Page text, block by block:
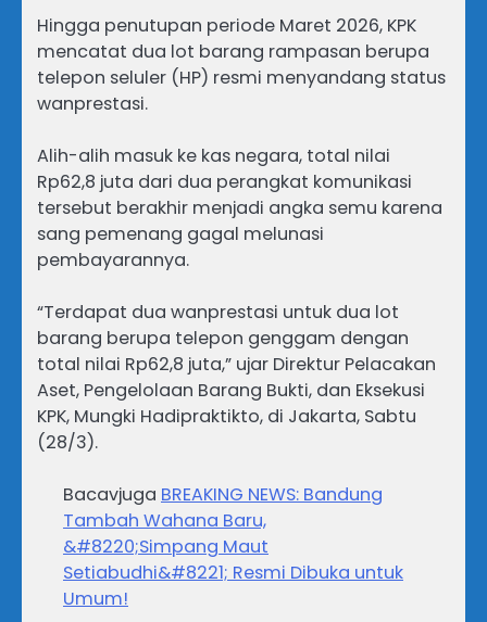
Hingga penutupan periode Maret 2026, KPK
mencatat dua lot barang rampasan berupa
telepon seluler (HP) resmi menyandang status
wanprestasi.
Alih-alih masuk ke kas negara, total nilai
Rp62,8 juta dari dua perangkat komunikasi
tersebut berakhir menjadi angka semu karena
sang pemenang gagal melunasi
pembayarannya.
“Terdapat dua wanprestasi untuk dua lot
barang berupa telepon genggam dengan
total nilai Rp62,8 juta,” ujar Direktur Pelacakan
Aset, Pengelolaan Barang Bukti, dan Eksekusi
KPK, Mungki Hadipraktikto, di Jakarta, Sabtu
(28/3).
Bacavjuga BREAKING NEWS: Bandung
Tambah Wahana Baru,
&#8220;Simpang Maut
Setiabudhi&#8221; Resmi Dibuka untuk
Umum!